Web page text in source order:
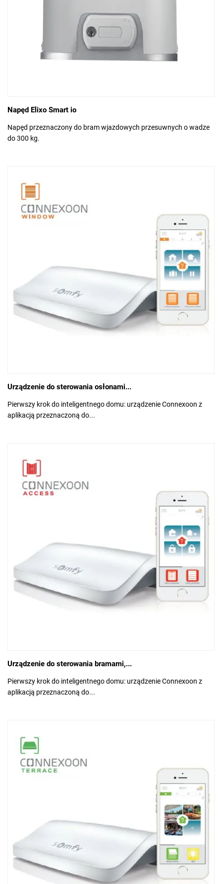
Napęd Elixo Smart io
Napęd przeznaczony do bram wjazdowych przesuwnych o wadze
do 300 kg.
Urządzenie do sterowania osłonami...
Pierwszy krok do inteligentnego domu: urządzenie Connexoon z
aplikacją przeznaczoną do...
Urządzenie do sterowania bramami,...
Pierwszy krok do inteligentnego domu: urządzenie Connexoon z
aplikacją przeznaczoną do...